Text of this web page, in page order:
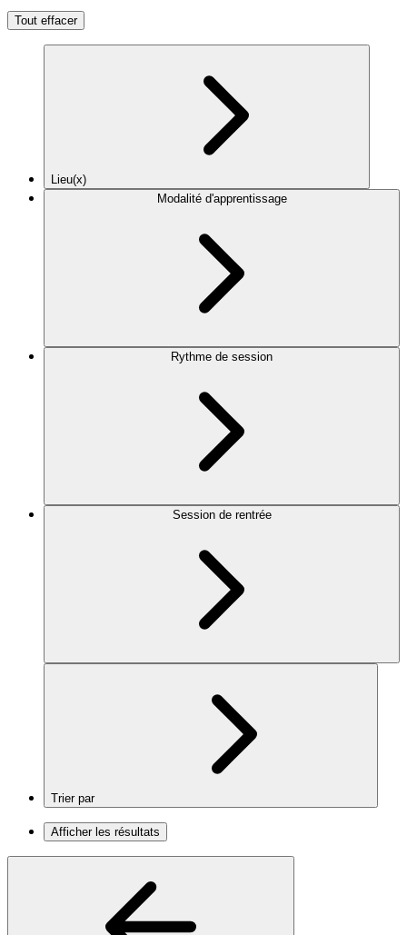
Tout effacer
Lieu(x)
Modalité d'apprentissage
Rythme de session
Session de rentrée
Trier par
Afficher les résultats